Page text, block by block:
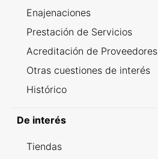
Enajenaciones
Prestación de Servicios
Acreditación de Proveedores
Otras cuestiones de interés
Histórico
De interés
Tiendas